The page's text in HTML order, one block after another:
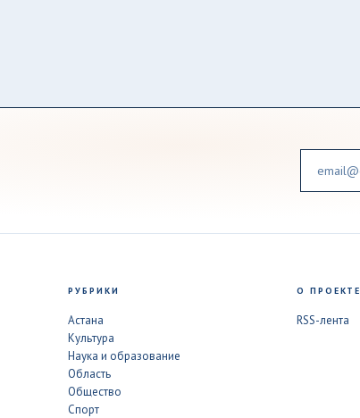
РУБРИКИ
Астана
Культура
Наука и образование
Область
Общество
Спорт
О ПРОЕКТЕ
RSS-лента